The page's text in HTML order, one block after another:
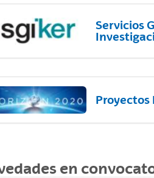
Servicios
Proyectos
en